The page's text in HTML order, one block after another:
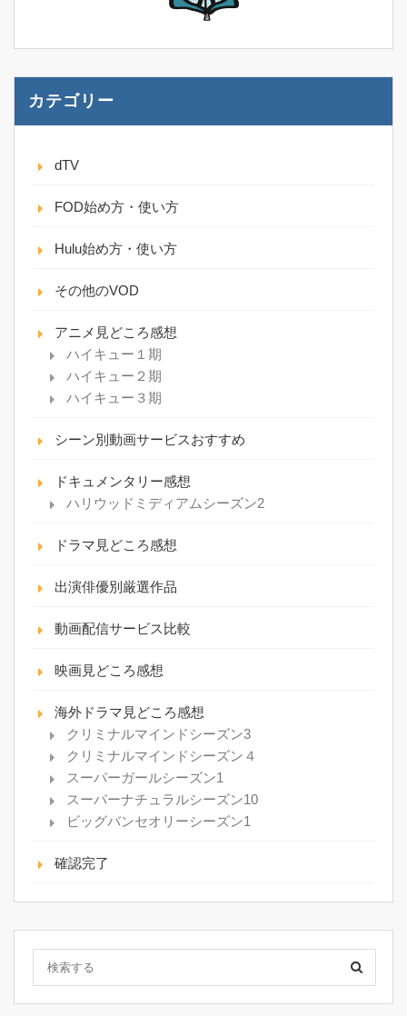
カテゴリー
dTV
FOD始め方・使い方
Hulu始め方・使い方
その他のVOD
アニメ見どころ感想
ハイキュー１期
ハイキュー２期
ハイキュー３期
シーン別動画サービスおすすめ
ドキュメンタリー感想
ハリウッドミディアムシーズン2
ドラマ見どころ感想
出演俳優別厳選作品
動画配信サービス比較
映画見どころ感想
海外ドラマ見どころ感想
クリミナルマインドシーズン3
クリミナルマインドシーズン４
スーパーガールシーズン1
スーパーナチュラルシーズン10
ビッグバンセオリーシーズン1
確認完了